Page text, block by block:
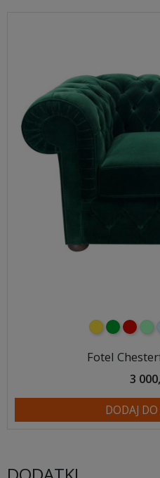
żółtyzielony
Fotel
3
DODAJ